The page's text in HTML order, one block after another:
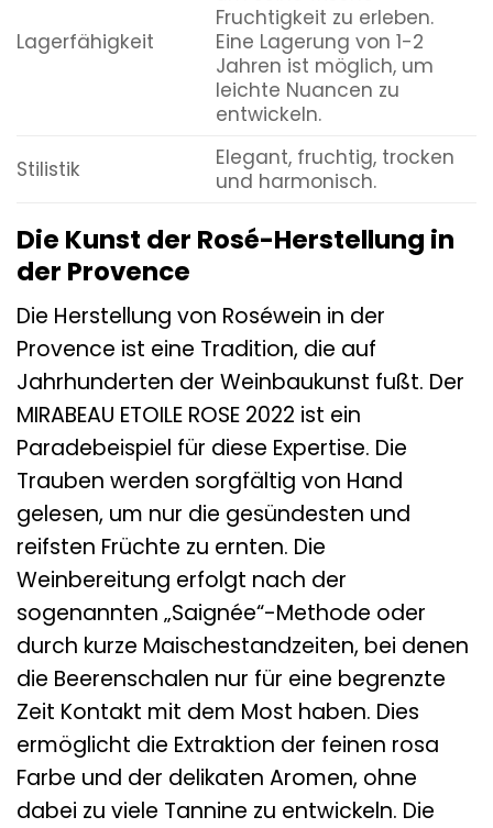
Lagerfähigkeit
Fruchtigkeit zu erleben.
Eine Lagerung von 1-2
Jahren ist möglich, um
leichte Nuancen zu
entwickeln.
Stilistik
Elegant, fruchtig, trocken
und harmonisch.
Die Kunst der Rosé-Herstellung in
der Provence
Die Herstellung von Roséwein in der
Provence ist eine Tradition, die auf
Jahrhunderten der Weinbaukunst fußt. Der
MIRABEAU ETOILE ROSE 2022 ist ein
Paradebeispiel für diese Expertise. Die
Trauben werden sorgfältig von Hand
gelesen, um nur die gesündesten und
reifsten Früchte zu ernten. Die
Weinbereitung erfolgt nach der
sogenannten „Saignée“-Methode oder
durch kurze Maischestandzeiten, bei denen
die Beerenschalen nur für eine begrenzte
Zeit Kontakt mit dem Most haben. Dies
ermöglicht die Extraktion der feinen rosa
Farbe und der delikaten Aromen, ohne
dabei zu viele Tannine zu entwickeln. Die